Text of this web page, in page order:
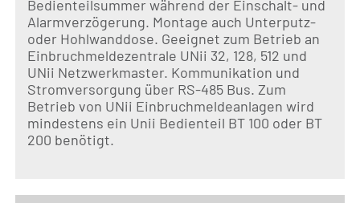
Bedienteilsummer während der Einschalt- und
Alarmverzögerung. Montage auch Unterputz-
oder Hohlwanddose. Geeignet zum Betrieb an
Einbruchmeldezentrale UNii 32, 128, 512 und
UNii Netzwerkmaster. Kommunikation und
Stromversorgung über RS-485 Bus. Zum
Betrieb von UNii Einbruchmeldeanlagen wird
mindestens ein Unii Bedienteil BT 100 oder BT
200 benötigt.